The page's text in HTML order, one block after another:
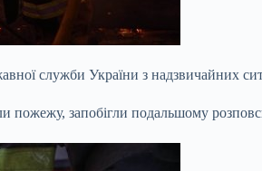
служби України з надзвичайних
пожежу, запобігли подальшому